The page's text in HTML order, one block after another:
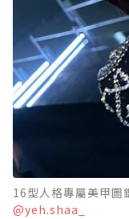
16型人格專屬美甲
@yeh.shaa_